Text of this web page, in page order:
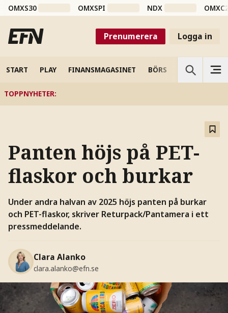
OMXS30 OMXSPI NDX
Prenumerera Logga in
START PLAY FINANSMAGASINET BÖRS VETENSKAP
TOPPNYHETER:
Panten höjs på PET-
flaskor och burkar
Under andra halvan av 2025 höjs panten på burkar
och PET-flaskor, skriver Returpack/Pantamera i ett
pressmeddelande.
Clara Alanko
clara.alanko@efn.se